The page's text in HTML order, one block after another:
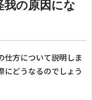
我の原因にな
仕方について説明しま
にどうなるのでしょう